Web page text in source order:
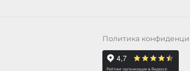
Политика